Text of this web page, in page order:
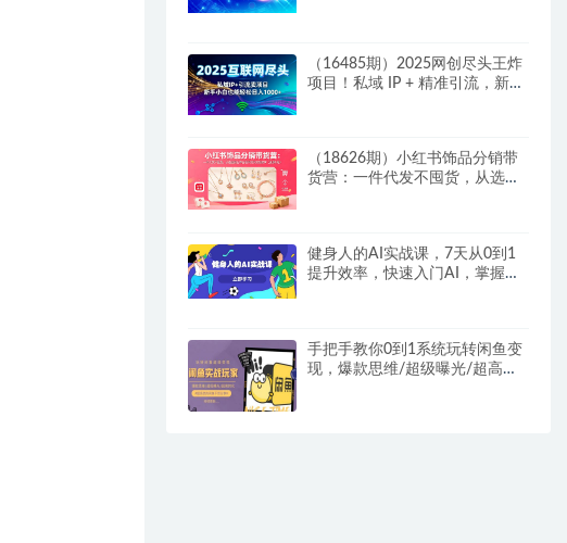
（16485期）2025网创尽头王炸
项目！私域 IP + 精准引流，新手
（18626期）小红书饰品分销带
货营：一件代发不囤货，从选品
健身人的AI实战课，7天从0到1
提升效率，快速入门AI，掌握爆
手把手教你0到1系统玩转闲鱼变
现，爆款思维/超级曝光/超高转